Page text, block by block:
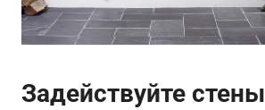
Задействуйте стены